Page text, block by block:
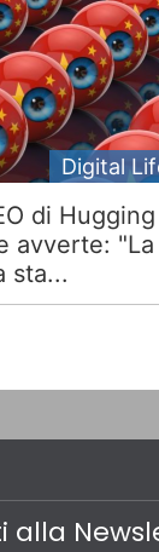
Digital
di Hugging
avverte: "La
sta...
alla